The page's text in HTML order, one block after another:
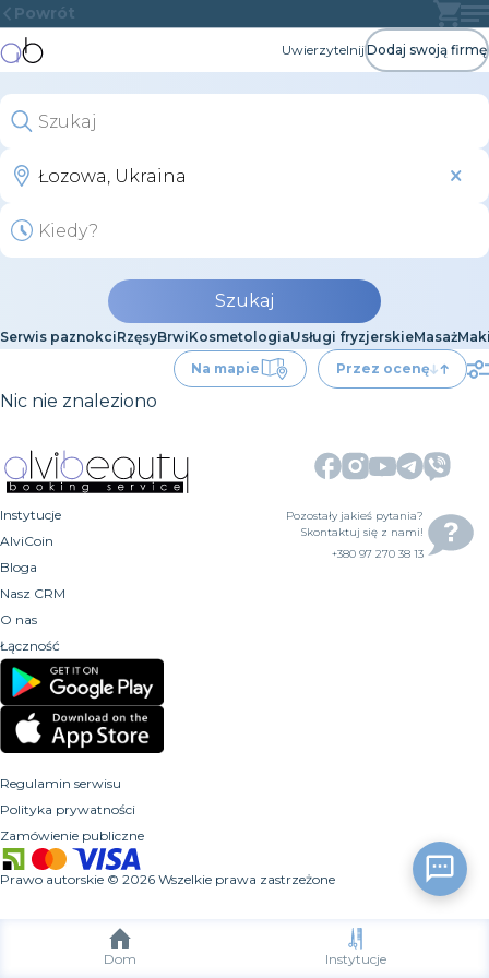
Dom Instytucje
Powrót
UwierzytelnijDodaj swoją firmę
Szukaj
Serwis paznokciRzęsyBrwiKosmetologiaUsługi fryzjerskieMasaż
Na mapie
Przez ocenę
Nic nie znaleziono
Instytucje
AlviCoin
Bloga
Nasz CRM
O nas
Łączność
Pozostały jakieś pytania?
Skontaktuj się z nami!
+380 97 270 38 13
Regulamin serwisu
Polityka prywatności
Zamówienie publiczne
Prawo autorskie © 2026 Wszelkie prawa zastrzeżone